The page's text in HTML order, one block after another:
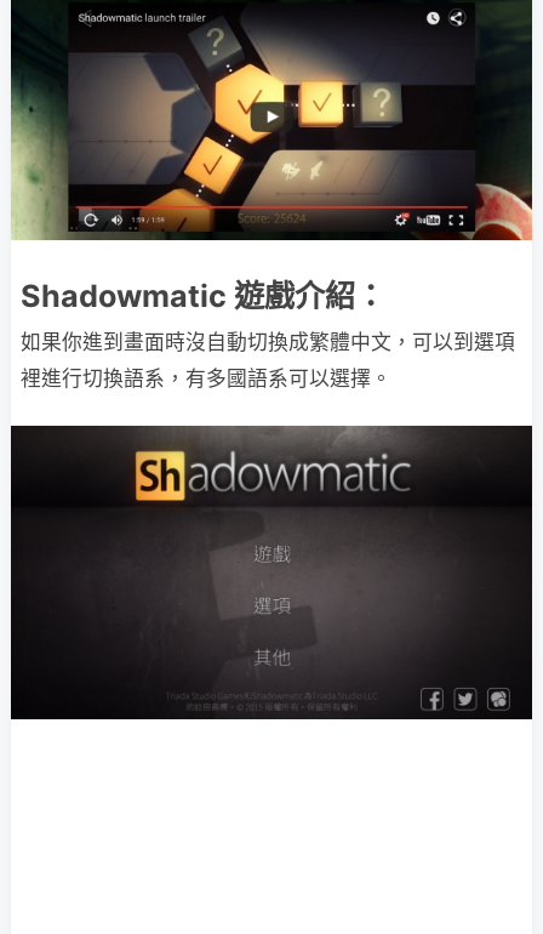
Shadowmatic 遊戲介紹：
如果你進到畫面時沒自動切換成繁體中文，可以到選項
裡進行切換語系，有多國語系可以選擇。